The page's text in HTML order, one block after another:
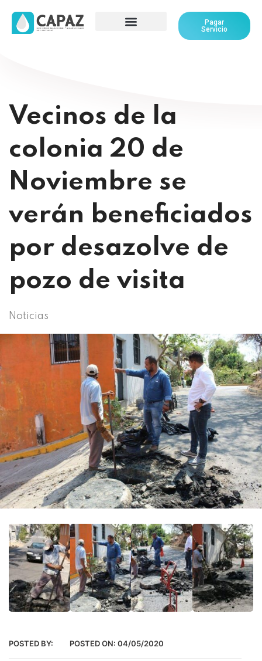
Pagar
Servicio
Vecinos de la
colonia 20 de
Noviembre se
verán beneficiados
por desazolve de
pozo de visita
Noticias
POSTED BY: POSTED ON: 04/05/2020